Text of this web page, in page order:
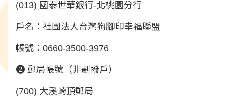
(013) 國泰世華銀行-北桃園分行
戶名：社團法人台灣狗腳印幸福聯盟
帳號：0660-3500-3976
❷ 郵局帳號（非劃撥戶）
(700) 大溪崎頂郵局